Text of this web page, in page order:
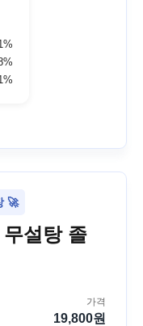
%
%
%
🚀
설탕 졸
가격
19,800원